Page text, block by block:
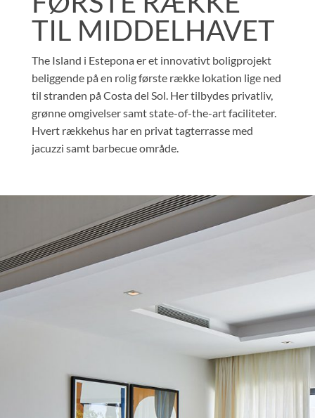
TIL MIDDELHAVET
The Island i Estepona er et innovativt boligprojekt
beliggende på en rolig første række lokation lige ned
til stranden på Costa del Sol. Her tilbydes privatliv,
grønne omgivelser samt state-of-the-art faciliteter.
Hvert rækkehus har en privat tagterrasse med
jacuzzi samt barbecue område.